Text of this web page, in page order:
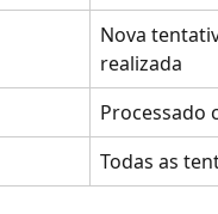
Nova
realizada
Processado
Todas as